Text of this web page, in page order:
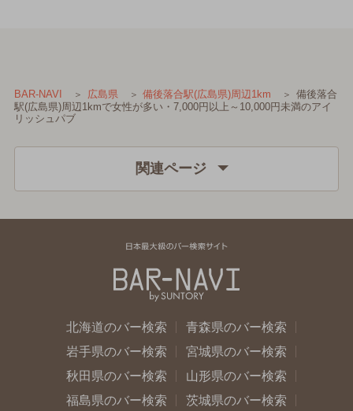
BAR-NAVI 広島県 備後落合駅(広島県)周辺1km
備後落合
駅(広島県)周辺1kmで女性が多い・7,000円以上～10,000円未満のアイ
リッシュパブ
関連ページ
北海道のバー検索
青森県のバー検索
岩手県のバー検索
宮城県のバー検索
秋田県のバー検索
山形県のバー検索
福島県のバー検索
茨城県のバー検索